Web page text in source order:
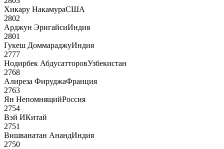
Хикару НакамураСША
2802
Арджун ЭригайсиИндия
2801
Гукеш ДоммараджуИндия
2777
Нодирбек АбдусатторовУзбекистан
2768
Алиреза ФируджаФранция
2763
Ян НепомнящийРоссия
2754
Вэй ИКитай
2751
Вишванатан АнандИндия
2750